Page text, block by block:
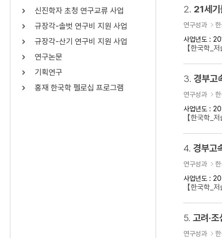
OR 정조 OR 정약용 “정조” 또는 “
료를 검색
신진학자 초청 연구교류 사업
규장각-솔벗 연구비 지원 사업
규장각-산기 연구비 지원 사업
연구논문
기획연구
홍재 한국학 펠로십 프로그램
2. 21세기
연구성과
사업년도 :
【한국학
3. 경부고
연구성과
사업년도 :
【한국학
4. 경부고
연구성과
사업년도 :
【한국학_
5. 고려·
연구성과